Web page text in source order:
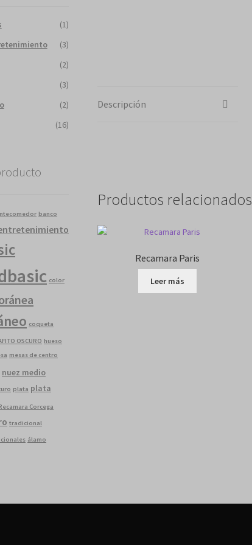
Descripción
Productos relacionados
Recamara Paris
Leer más
(1)
(3)
(2)
(3)
(2)
(16)
banco
color
coqueta
OSCURO hueso
mesas de centro
nuez medio
plata plata
Corcega
tradicional
álamo